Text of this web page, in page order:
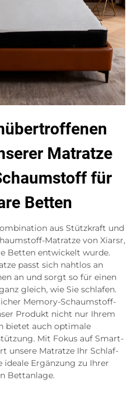
Matratze
für
Betten
aus Stützkraft und
Matratze von Xiarsr,
Betten entwickelt wurde.
passt sich nahtlos an
an und sorgt so für einen
gleich, wie Sie schlafen.
Memory-Schaumstoff-
Produkt nicht nur Ihrem
bietet auch optimale
Mit Fokus auf Smart-
unsere Matratze Ihr Schlaf-
Ergänzung zu Ihrer
Bettanlage.